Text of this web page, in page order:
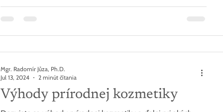
Výhody prírodnej kozmetiky
Mgr. Radomír Jůza, Ph.D.
Jul 13, 2024
2 minút čítania